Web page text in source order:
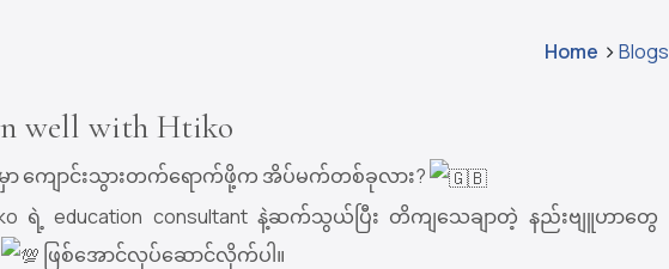
Home Blogs
well with Htiko
ကျောင်းသွားတက်ရောက်ဖို့က အိပ်မက်တစ်ခုလား?
ရဲ့ education consultant နဲ့ဆက်သွယ်ပြီး တိကျသေချာတဲ့ နည်းဗျူဟာတွေ
ဖြစ်အောင်လုပ်ဆောင်လိုက်ပါ။